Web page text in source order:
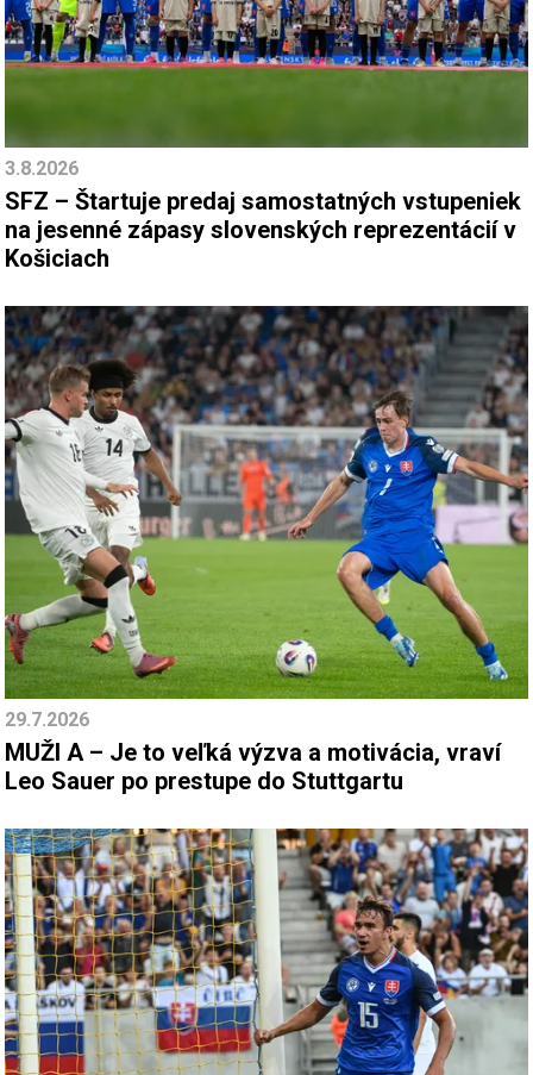
3.8.2026
SFZ – Štartuje predaj samostatných vstupeniek
na jesenné zápasy slovenských reprezentácií v
Košiciach
29.7.2026
MUŽI A – Je to veľká výzva a motivácia, vraví
Leo Sauer po prestupe do Stuttgartu